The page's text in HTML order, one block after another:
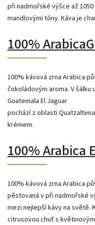
při nadmořské výšce až
mandlovými tóny. Káva je
100%
100% kávová zrna Arabica
čokoládovým aroma. V
Guatemala El Jaguar
pochází z oblasti
krémem.
100% Arabica
100% kávová zrna Arabica
pěstovaná v při nadmořské
mezi nejlepší kávy na světě.
citrusovou chuť s